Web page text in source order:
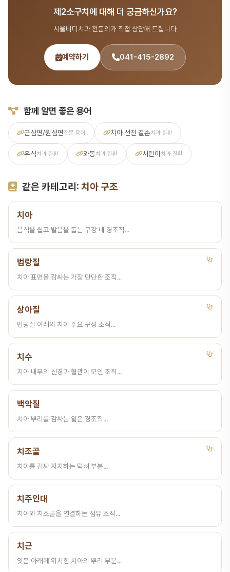
041-415-2892 또는 온라인 예약(bdbddc.com/reservation)
으로 상담을 받으실 수 있습니다.
제2소구치에 대해 더 궁금하신가요?
서울비디치과 전문의가 직접 상담해 드립니다
예약하기 041-415-2892
함께 알면 좋은 용어
근심면/원심면 전문 용어 치아 선천 결손치과 질환
우식치과 질환 와동치과 질환 시린이 치과 질환
같은 카테고리: 치아 구조
치아
음식을 씹고 발음을 돕는 구강 내 경조직...
법랑질
치아 표면을 감싸는 가장 단단한 조직...
상아질
법랑질 아래의 치아 주요 구성 조직...
치수
치아 내부의 신경과 혈관이 모인 조직...
백악질
치아 뿌리를 감싸는 얇은 경조직...
치조골
치아를 감싸 지지하는 턱뼈 부분...
치주인대
치아와 치조골을 연결하는 섬유 조직...
치근
잇몸 아래에 위치한 치아의 뿌리 부분...